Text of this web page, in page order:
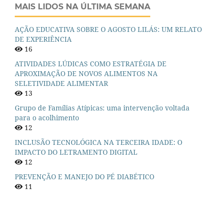
MAIS LIDOS NA ÚLTIMA SEMANA
AÇÃO EDUCATIVA SOBRE O AGOSTO LILÁS: UM RELATO
DE EXPERIÊNCIA
16
ATIVIDADES LÚDICAS COMO ESTRATÉGIA DE
APROXIMAÇÃO DE NOVOS ALIMENTOS NA
SELETIVIDADE ALIMENTAR
13
Grupo de Famílias Atípicas: uma intervenção voltada
para o acolhimento
12
INCLUSÃO TECNOLÓGICA NA TERCEIRA IDADE: O
IMPACTO DO LETRAMENTO DIGITAL
12
PREVENÇÃO E MANEJO DO PÉ DIABÉTICO
11